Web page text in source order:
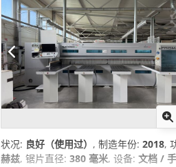
状况: 良好（使用过） , 制造年份: 2018,
赫兹, 锯片直径: 380 毫米, 设备: 文档 /